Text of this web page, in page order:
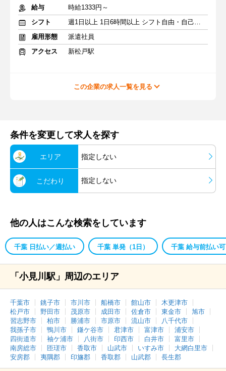
給与
時給1333円～
シフト
週1日以上 1日6時間以上 シフト自由・自己申告
雇用形態
派遣社員
アクセス
新松戸駅
この企業の求人一覧を見る
条件を変更して求人を探す
エリア 指定しない
こだわり 指定しない
他の人はこんな検索をしています
千葉 日払い／週払い 千葉 単発（1日） 千葉 給与前払い可
「小見川駅」周辺のエリア
千葉市 銚子市 市川市 船橋市 館山市
木更津市
松戸市
野田市 茂原市 成田市 佐倉市 東金市
旭市
習志野市
柏市 勝浦市 市原市 流山市
八千代市
我孫子市
鴨川市 鎌ケ谷市 君津市 富津市
浦安市
四街道市
袖ケ浦市 八街市 印西市 白井市
富里市
南房総市
匝瑳市 香取市 山武市 いすみ市
大網白里市
安房郡
夷隅郡 印旛郡 香取郡 山武郡 長生郡